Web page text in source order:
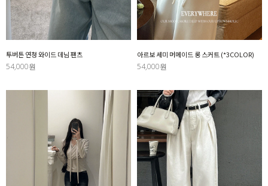
투버튼 연청 와이드 데님 팬츠
54,000원
아르보 세미 머메이드 롱 스커트 (*3COLOR)
54,000원